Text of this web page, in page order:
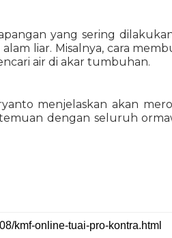
yang sering
liar. Misalnya, cara
air di akar tumbuhan.
menjelaskan akan
dengan seluruh